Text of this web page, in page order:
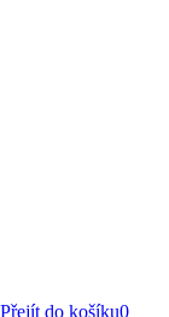
Přejít do košíku0